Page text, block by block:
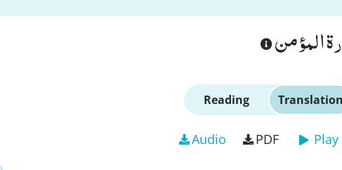
المؤمن
Reading Translation
Audio PDF Play